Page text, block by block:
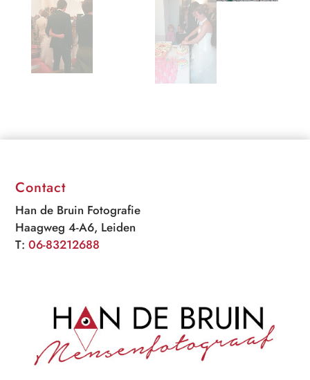
Contact
Han de Bruin Fotografie
Haagweg 4-A6, Leiden
T:06-83212688